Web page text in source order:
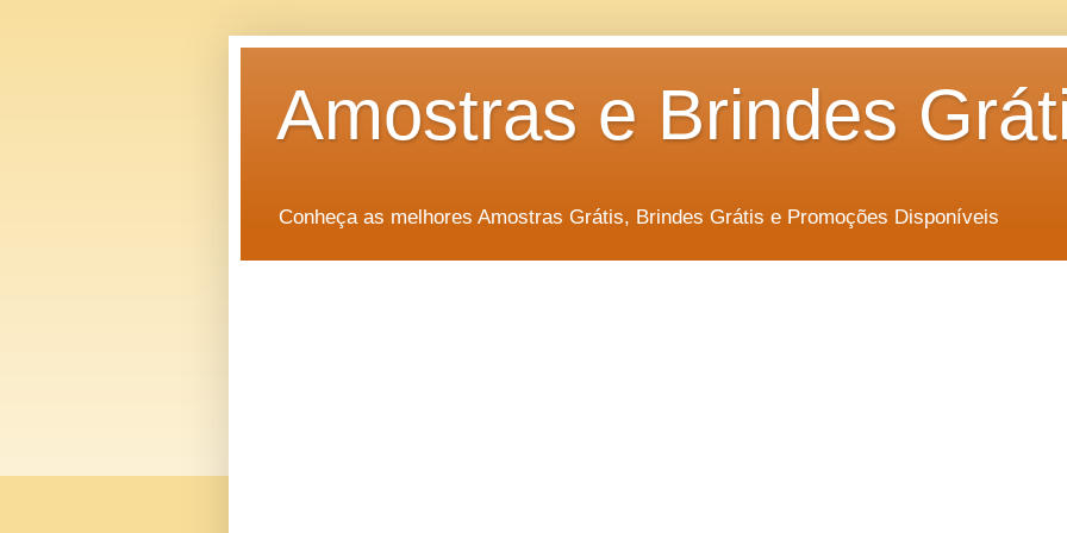
Amostras e Brindes
Conheça as melhores Amostras Grátis, Brindes Grátis e Promoções Disponíveis